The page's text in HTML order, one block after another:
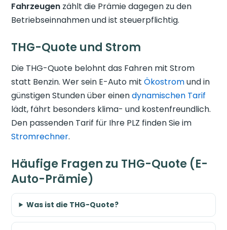
Fahrzeugen zählt die Prämie dagegen zu den
Betriebseinnahmen und ist steuerpflichtig.
THG-Quote und Strom
Die THG-Quote belohnt das Fahren mit Strom
statt Benzin. Wer sein E-Auto mitÖkostromund in
günstigen Stunden über einendynamischen Tarif
lädt, fährt besonders klima- und kostenfreundlich.
Den passenden Tarif für Ihre PLZ finden Sie im
Stromrechner.
Häufige Fragen zu THG-Quote (E-
Auto-Prämie)
Was ist die THG-Quote?